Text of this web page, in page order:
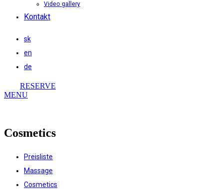
Video gallery
Kontakt
sk
en
de
RESERVE
MENU
Cosmetics
Preisliste
Massage
Cosmetics